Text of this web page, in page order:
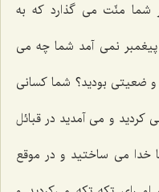
خدا بر شما منّت می گذارد كه به
نمی آمد شما چه می
ضعیتی بودید؟ شما كسانی
و می آمدید در قبائل
خدا می ساختید و در موقع